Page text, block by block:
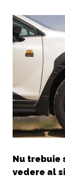
Nu trebuie
vedere al